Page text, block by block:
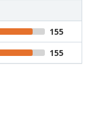
155
155